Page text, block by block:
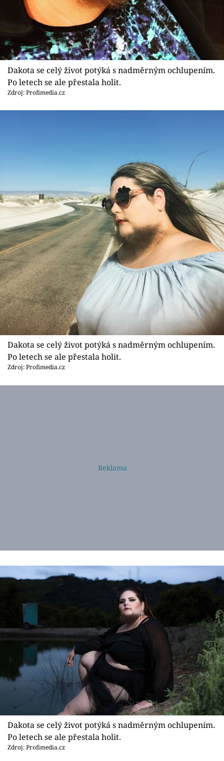
Videa
Sledujte prima+
Přihlášení
Dakota se celý život potýká s nadměrným ochlupením.
Po letech se ale přestala holit.
Zdroj: Profimedia.cz
Dakota se celý život potýká s nadměrným ochlupením.
Po letech se ale přestala holit.
Zdroj: Profimedia.cz
Dakota se celý život potýká s nadměrným ochlupením.
Po letech se ale přestala holit.
Zdroj: Profimedia.cz